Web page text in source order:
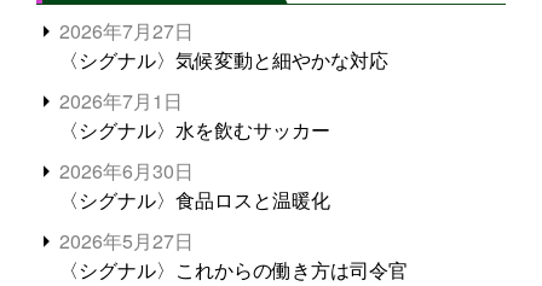
2026年7月27日
〈シグナル〉気候変動と細やかな対応
2026年7月1日
〈シグナル〉水を飲むサッカー
2026年6月30日
〈シグナル〉食品ロスと温暖化
2026年5月27日
〈シグナル〉これからの働き方は司令官